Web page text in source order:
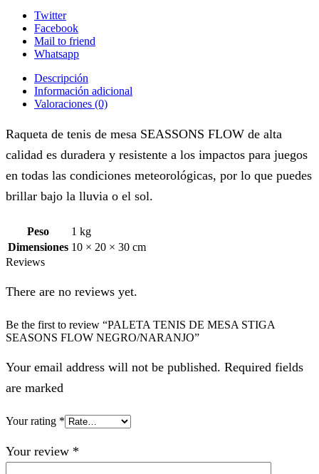
Twitter
Facebook
Mail to friend
Whatsapp
Descripción
Información adicional
Valoraciones (0)
Raqueta de tenis de mesa SEASSONS FLOW de alta
calidad es duradera y resistente a los impactos para juegos
en todas las condiciones meteorológicas, por lo que puedes
brillar bajo la lluvia o el sol.
Peso
1 kg
Dimensiones 10 × 20 × 30 cm
Reviews
There are no reviews yet.
Be the first to review “PALETA TENIS DE MESA STIGA
SEASONS FLOW NEGRO/NARANJO”
Your email address will not be published. Required fields
are marked
Your rating *
Your review *